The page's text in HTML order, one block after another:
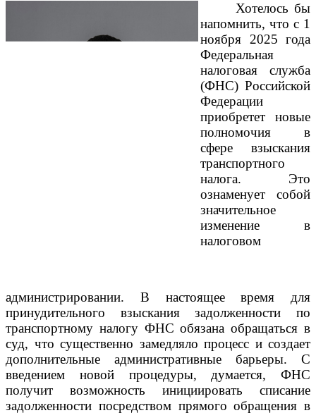
Хотелось бы
напомнить, что с 1
ноября 2025 года
Федеральная
налоговая служба
(ФНС) Российской
Федерации
приобретет новые
полномочия в
сфере взыскания
транспортного
налога. Это
ознаменует собой
значительное
изменение в
налоговом
администрировании. В настоящее время для
принудительного взыскания задолженности по
транспортному налогу ФНС обязана обращаться в
суд, что существенно замедляло процесс и создает
дополнительные административные барьеры. С
введением новой процедуры, думается, ФНС
получит возможность инициировать списание
задолженности посредством прямого обращения в